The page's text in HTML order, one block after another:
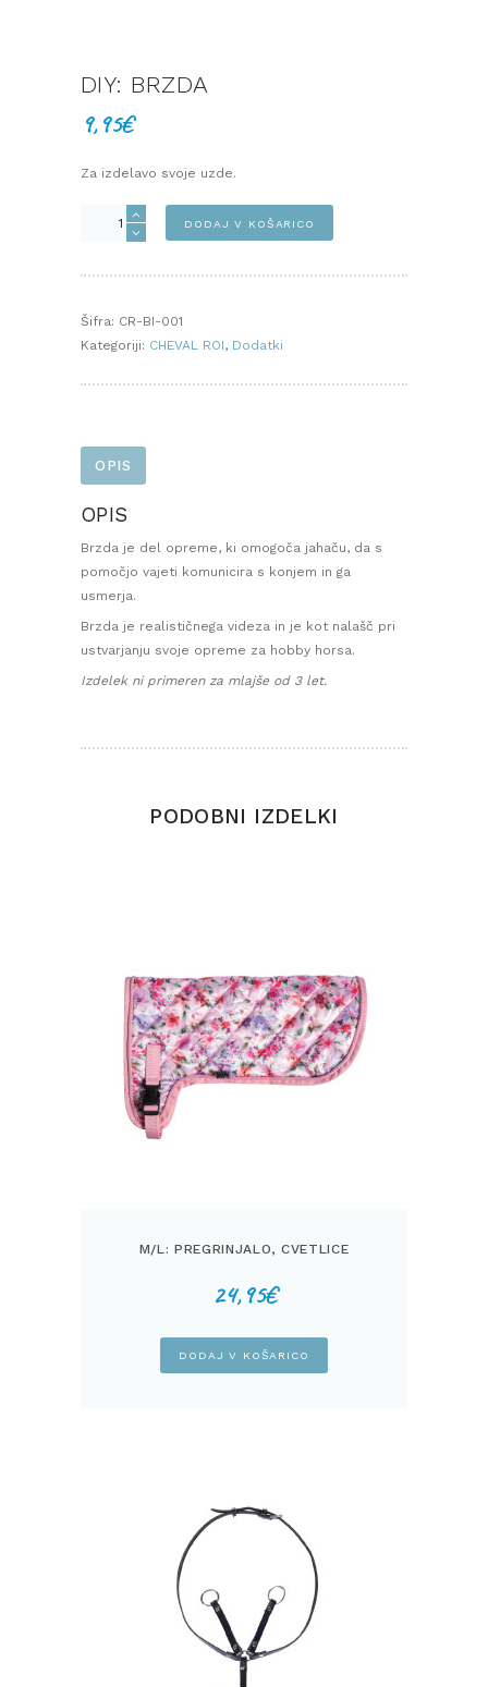
DIY: BRZDA
9,95€
Za izdelavo svoje uzde.
DODAJ V KOŠARICO
Šifra: CR-BI-001
Kategoriji: CHEVAL ROI, Dodatki
OPIS
OPIS
Brzda je del opreme, ki omogoča jahaču, da s
pomočjo vajeti komunicira s konjem in ga
usmerja.
Brzda je realističnega videza in je kot nalašč pri
ustvarjanju svoje opreme za hobby horsa.
Izdelek ni primeren za mlajše od 3 let.
PODOBNI IZDELKI
M/L: PREGRINJALO, CVETLICE
24,95€
DODAJ V KOŠARICO